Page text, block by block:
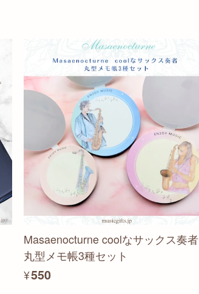
Masaenocturne coolなサックス奏者
丸型メモ帳3種セット
¥550